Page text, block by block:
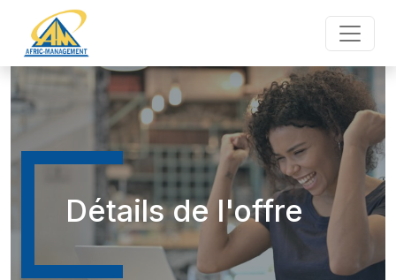
Détails de l'offre